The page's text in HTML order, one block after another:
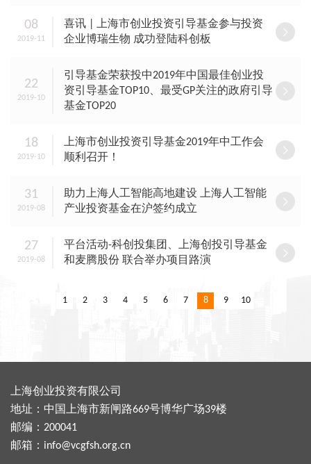
08
2019-11
喜讯 | 上海市创业投资引导基金参与投资
企业博瑞生物 成功登陆科创板
22
2019-10
引导基金荣获投中2019年中国最佳创业投
资引导基金TOP10、最受GP关注的政府引导
基金TOP20
18
2019-10
上海市创业投资引导基金2019年中工作会
顺利召开！
31
2019-08
助力上海人工智能高地建设 上海人工智能
产业投资基金在沪签约成立
27
2019-08
平台活动-科创投集团、上海创投引导基金
和麦腾股份 联合举办项目路演
1 2 3 4 5 6 7 8 9 10
上海创业投资有限公司
地址：中国上海市新闸路669号博华广场39楼
邮编：200041
邮箱： info@vcgfsh.org.cn